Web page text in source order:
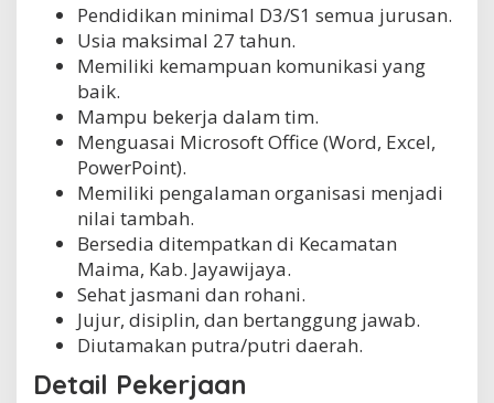
Pendidikan minimal D3/S1 semua jurusan.
Usia maksimal 27 tahun.
Memiliki kemampuan komunikasi yang
baik.
Mampu bekerja dalam tim.
Menguasai Microsoft Office (Word, Excel,
PowerPoint).
Memiliki pengalaman organisasi menjadi
nilai tambah.
Bersedia ditempatkan di Kecamatan
Maima, Kab. Jayawijaya.
Sehat jasmani dan rohani.
Jujur, disiplin, dan bertanggung jawab.
Diutamakan putra/putri daerah.
Detail Pekerjaan